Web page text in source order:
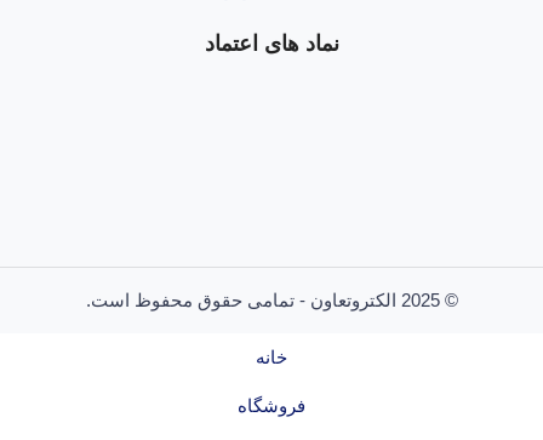
نماد های اعتماد
© 2025 الکتروتعاون - تمامی حقوق محفوظ است.
خانه
فروشگاه